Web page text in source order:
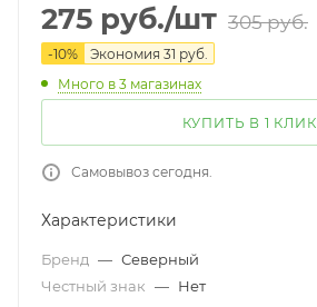
275 руб./шт 305руб.
-10% Экономия 31 руб.
Много в 3 магазинах
КУПИТЬ В 1 КЛИК
Самовывоз сегодня.
Характеристики
Бренд — Северный
Честный знак — Нет